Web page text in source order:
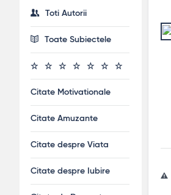
Toti Autorii
Toate Subiectele
Citate Motivationale
Citate Amuzante
Citate despre Viata
Citate despre Iubire